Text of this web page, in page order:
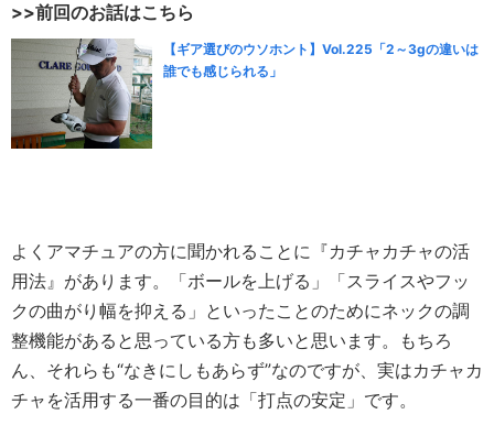
>>前回のお話はこちら
【ギア選びのウソホント】Vol.225「2～3gの違いは
誰でも感じられる」
よくアマチュアの方に聞かれることに『カチャカチャの活
用法』があります。「ボールを上げる」「スライスやフッ
クの曲がり幅を抑える」といったことのためにネックの調
整機能があると思っている方も多いと思います。もちろ
ん、それらも“なきにしもあらず”なのですが、実はカチャカ
チャを活用する一番の目的は「打点の安定」です。